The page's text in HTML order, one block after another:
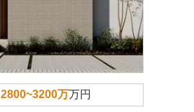
2800~3200万万円